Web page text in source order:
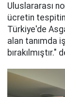
Uluslararası
ücretin
Türkiye'de
alan tanımda
bırakılmıştır."